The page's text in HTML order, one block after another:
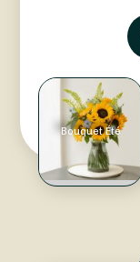
Bouquet Été